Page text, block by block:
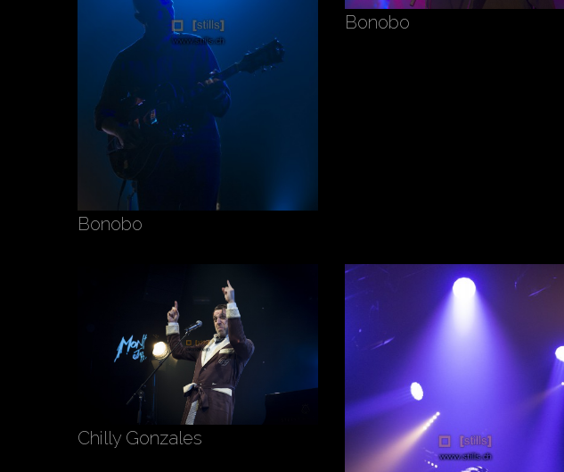
Bonobo
Bonobo
Chilly Gonzales